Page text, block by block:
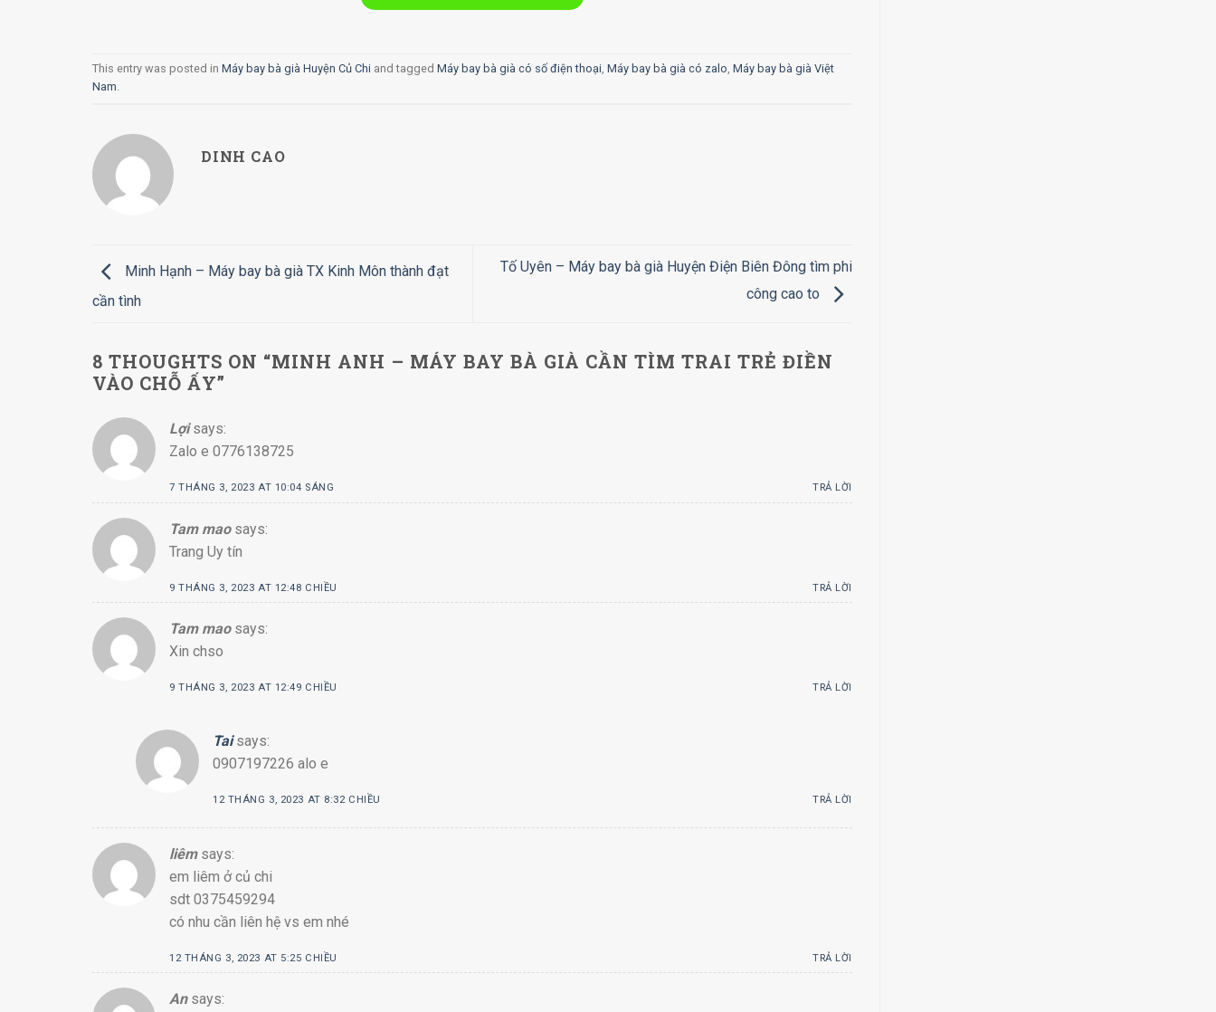
This entry was posted in Máy bay bà già Huyện Củ Chi and tagged Máy bay bà già có số điện thoại, Máy bay bà già có zalo, Máy bay bà già Việt
Nam.
DINH CAO
Minh Hạnh – Máy bay bà già TX Kinh Môn thành đạt
cần tình
Tố Uyên – Máy bay bà già Huyện Điện Biên Đông tìm phi
công cao to
8 THOUGHTS ON “MINH ANH – MÁY BAY BÀ GIÀ CẦN TÌM TRAI TRẺ ĐIỀN
VÀO CHỖ ẤY”
Lợi says:
Zalo e 0776138725
7 THÁNG 3, 2023 AT 10:04 SÁNG TRẢ LỜI
Tam mao says:
Trang Uy tín
9 THÁNG 3, 2023 AT 12:48 CHIỀU TRẢ LỜI
Tam mao says:
Xin chso
9 THÁNG 3, 2023 AT 12:49 CHIỀU TRẢ LỜI
Tai says:
0907197226 alo e
12 THÁNG 3, 2023 AT 8:32 CHIỀU TRẢ LỜI
liêm says:
em liêm ở củ chi
sdt 0375459294
có nhu cần liên hệ vs em nhé
12 THÁNG 3, 2023 AT 5:25 CHIỀU TRẢ LỜI
An says: